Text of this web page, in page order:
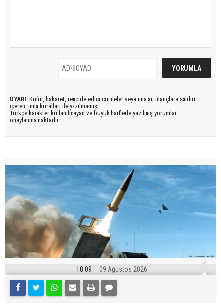
UYARI: Küfür, hakaret, rencide edici cümleler veya imalar, inançlara saldırı
içeren, imla kuralları ile yazılmamış,
Türkçe karakter kullanılmayan ve büyük harflerle yazılmış yorumlar
onaylanmamaktadır.
18:09 09 Ağustos 2026